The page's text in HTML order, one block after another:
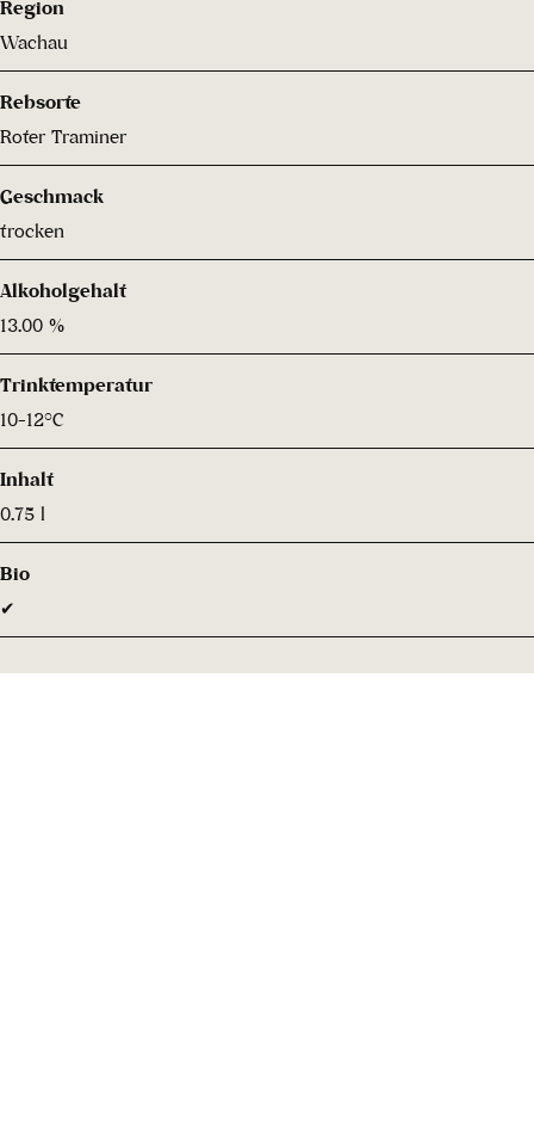
Region
Wachau
Rebsorte
Roter Traminer
Geschmack
trocken
Alkoholgehalt
13.00 %
Trinktemperatur
10-12°C
Inhalt
0.75 l
Bio
✔